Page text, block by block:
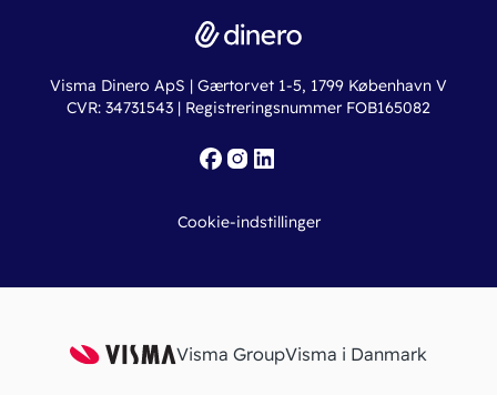
Erhvervslån
Fakturaskabeloner
Online regnskabskurser
Ny virksomhed
Iværksætterlegat
Visma Dinero ApS | Gærtorvet 1-5, 1799 København V
CVR: 34731543 | Registreringsnummer FOB165082
Cookie-indstillinger
Visma GroupVisma i Danmark